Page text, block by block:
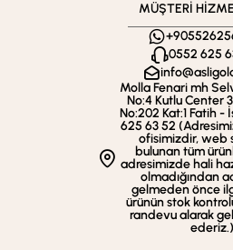
MÜŞTERİ
0552 625
Molla Fenari mh
No:4 Kutlu Center
No:202 Kat:1 Fatih -
625 63 52
ofisimizdir, web
bulunan tüm
adresimizde hali
olmadığından
gelmeden önce
ürünün stok
randevu alarak
ederiz.)